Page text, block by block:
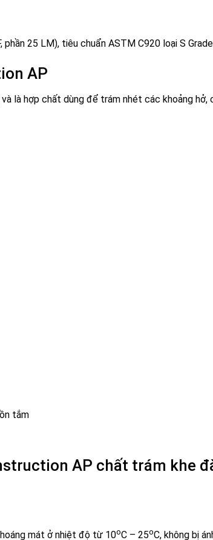
25 LM), tiêu chuẩn ASTM C920 loại S
AP
là hợp chất dùng để trám nhét các khoảng
tắm
AP chất trám khe
mát ở nhiệt độ từ 10oC – 25oC, không bị